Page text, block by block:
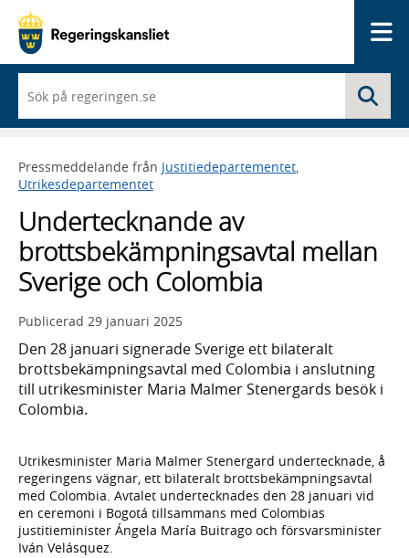
du
börjar
skriva
framträder
en
med
sökförslag
Pressmeddelande från Justitiedepartementet,
Utrikesdepartementet
Undertecknande av
brottsbekämpningsavtal mellan
Sverige och Colombia
Publicerad 29 januari 2025
Den 28 januari signerade Sverige ett bilateralt
brottsbekämpningsavtal med Colombia i anslutning
till utrikesminister Maria Malmer Stenergards besök i
Colombia.
Utrikesminister Maria Malmer Stenergard undertecknade, å
regeringens vägnar, ett bilateralt brottsbekämpningsavtal
med Colombia. Avtalet undertecknades den 28 januari vid
en ceremoni i Bogotá tillsammans med Colombias
justitieminister Ángela María Buitrago och försvarsminister
Iván Velásquez.